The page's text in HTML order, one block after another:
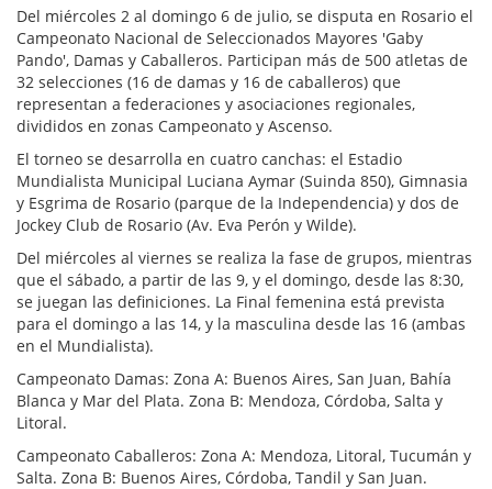
Del miércoles 2 al domingo 6 de julio, se disputa en Rosario el
Campeonato Nacional de Seleccionados Mayores 'Gaby
Pando', Damas y Caballeros. Participan más de 500 atletas de
32 selecciones (16 de damas y 16 de caballeros) que
representan a federaciones y asociaciones regionales,
divididos en zonas Campeonato y Ascenso.
El torneo se desarrolla en cuatro canchas: el Estadio
Mundialista Municipal Luciana Aymar (Suinda 850), Gimnasia
y Esgrima de Rosario (parque de la Independencia) y dos de
Jockey Club de Rosario (Av. Eva Perón y Wilde).
Del miércoles al viernes se realiza la fase de grupos, mientras
que el sábado, a partir de las 9, y el domingo, desde las 8:30,
se juegan las definiciones. La Final femenina está prevista
para el domingo a las 14, y la masculina desde las 16 (ambas
en el Mundialista).
Campeonato Damas: Zona A: Buenos Aires, San Juan, Bahía
Blanca y Mar del Plata. Zona B: Mendoza, Córdoba, Salta y
Litoral.
Campeonato Caballeros: Zona A: Mendoza, Litoral, Tucumán y
Salta. Zona B: Buenos Aires, Córdoba, Tandil y San Juan.